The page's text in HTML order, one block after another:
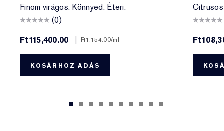
Finom virágos. Könnyed. Éteri.
(0)
Ft115,400.00
| Ft1,154.00/ml
KOSÁRHOZ ADÁS